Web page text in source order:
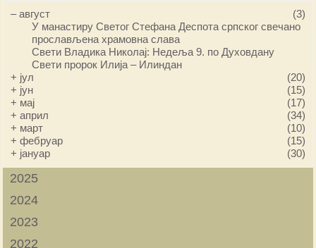
–август
(3)
У манастиру Светог Стефана Деспота српског свечано
прослављена храмовна слава
Свети Владика Николај: Недеља 9. по Духовдану
Свети пророк Илија – Илиндан
+ јул
(20)
+ јун
(15)
+ мај
(17)
+април
(34)
+ март
(10)
+фебруар
(15)
+ јануар (30)
2025
2024
2023
2022